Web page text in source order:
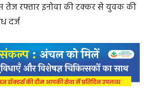
तेज रफ्तार इनोवा की टक्कर से युवक की
दर्ज